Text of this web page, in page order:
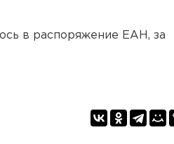
в распоряжение ЕАН, за